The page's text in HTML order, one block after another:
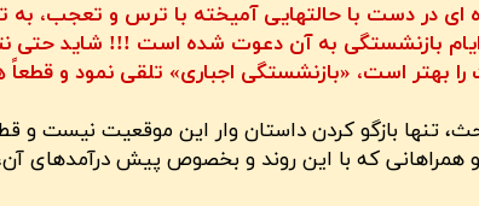
ای در دست با حالتهایی آمیخته با ترس و تعجب،
بازنشستگی به آن دعوت شده است !!! شاید حتی
بهتر است، «بازنشستگی اجباری» تلقی نمود و
تنها بازگو کردن داستان وار این موقعیت نیست و
که با این روند و بخصوص پیش درآمدهای